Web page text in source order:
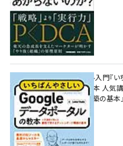
無料BIツール入門『
ポータルの教本 人気
シュボード構築の基本
7月31日 10:00